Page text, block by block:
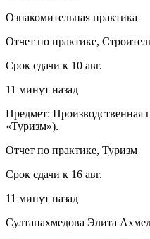
Ознакомительная практика
Отчет по практике,
Срок сдачи к 10 авг.
11 минут назад
Предмет: Производственная
«Туризм»).
Отчет по практике, Туризм
Срок сдачи к 16 авг.
11 минут назад
Султанахмедова Элита